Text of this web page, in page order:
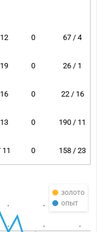
0 67 / 4
0 26 / 1
0 22 / 16
0 190 / 11
11 0 158 / 23
золото
опыт